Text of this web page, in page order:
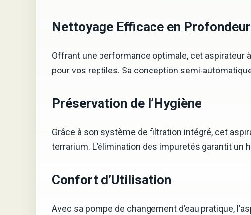
Nettoyage Efficace en Profondeur
Offrant une performance optimale, cet aspirateur
pour vos reptiles. Sa conception semi-
Préservation de l’Hygiène
Grâce à son système de filtration intégré, cet
terrarium. L’élimination des impuretés garantit
Confort d’Utilisation
Avec sa pompe de changement d’eau pratique,